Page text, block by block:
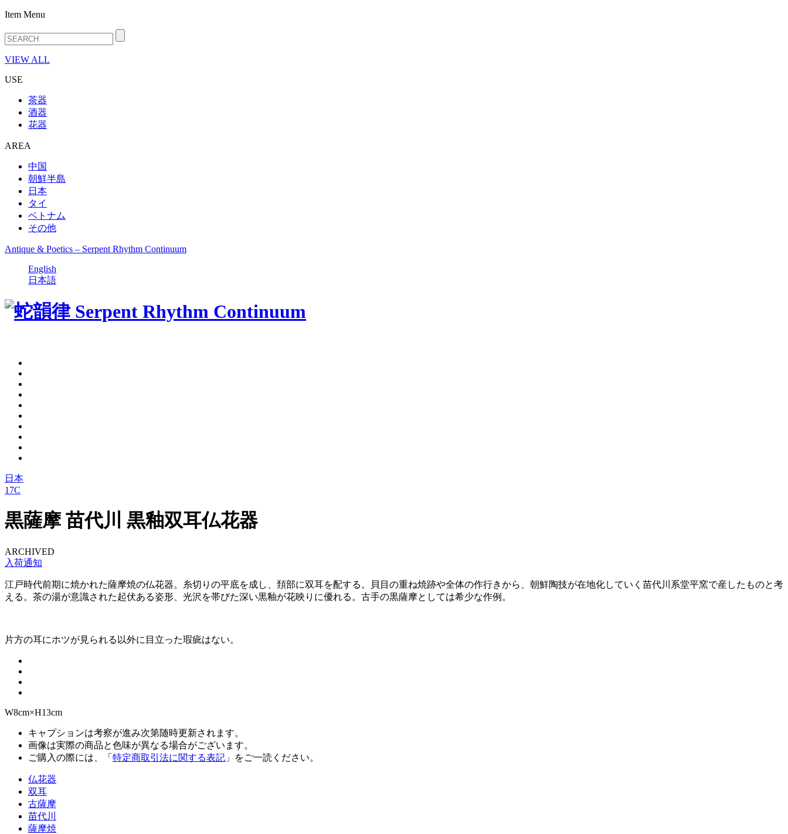
Item Menu
VIEW ALL
USE
茶器
酒器
花器
AREA
中国
朝鮮半島
日本
タイ
ベトナム
その他
Antique & Poetics – Serpent Rhythm Continuum
English
日本語
日本
17C
黒薩摩 苗代川 黒釉双耳仏花器
ARCHIVED
入荷通知
江戸時代前期に焼かれた薩摩焼の仏花器。糸切りの平底を成し、頚部に双耳を配する。貝目の重ね焼跡や全体の作行きから、朝鮮陶技が在地化していく苗代川系堂平窯で産したものと考
える。茶の湯が意識された起伏ある姿形、光沢を帯びた深い黒釉が花映りに優れる。古手の黒薩摩としては希少な作例。
片方の耳にホツが見られる以外に目立った瑕疵はない。
W8cm×H13cm
キャプションは考察が進み次第随時更新されます。
画像は実際の商品と色味が異なる場合がございます。
ご購入の際には、「 特定商取引法に関する表記 」をご一読ください。
仏花器
双耳
古薩摩
苗代川
薩摩焼